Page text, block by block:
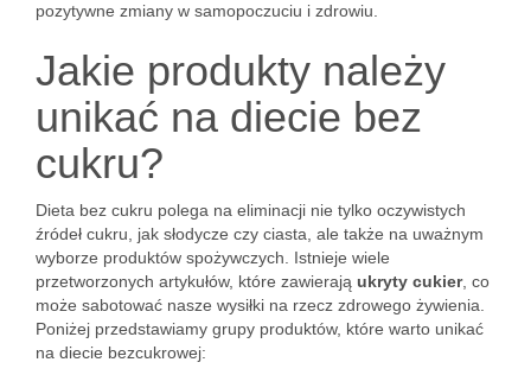
pozytywne zmiany w samopoczuciu i zdrowiu.
Jakie produkty należy
unikać na diecie bez
cukru?
Dieta bez cukru polega na eliminacji nie tylko oczywistych
źródeł cukru, jak słodycze czy ciasta, ale także na uważnym
wyborze produktów spożywczych. Istnieje wiele
przetworzonych artykułów, które zawierają ukryty cukier, co
może sabotować nasze wysiłki na rzecz zdrowego żywienia.
Poniżej przedstawiamy grupy produktów, które warto unikać
na diecie bezcukrowej: